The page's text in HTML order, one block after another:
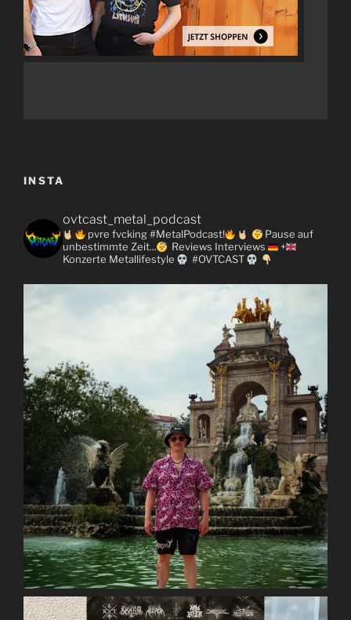
INSTA
ovtcast_metal_podcast
pvre fvcking #MetalPodcast!
Pause auf
unbestimmte Zeit...
Reviews Interviews
+
Konzerte Metallifestyle #OVTCAST